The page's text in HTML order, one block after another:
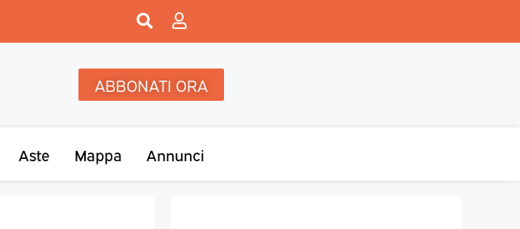
ABBONATI ORA
Aste Mappa Annunci